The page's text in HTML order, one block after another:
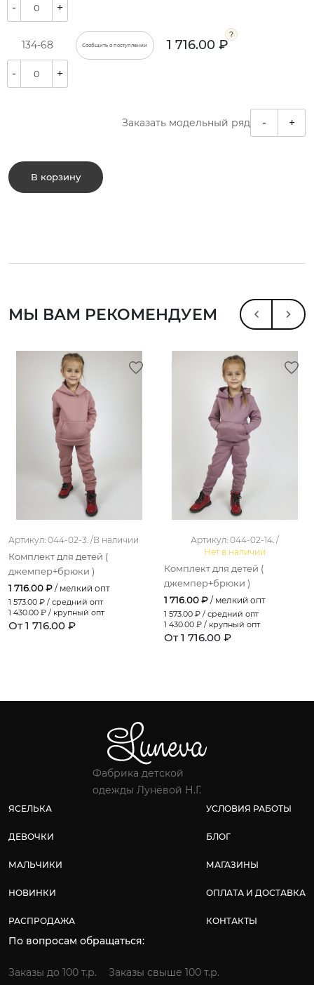
- +
134-68 Сообщить о поступлении 1 716.00 ₽
- +
Заказать модельный ряд - +
В корзину
МЫ ВАМ РЕКОМЕНДУЕМ
Артикул: 044-02-3. /В наличии
Комплект для детей (
джемпер+брюки )
1 716.00 ₽ / мелкий опт
1 573.00 ₽ / средний опт
1 430.00 ₽ / крупный опт
От 1 716.00 ₽
Артикул: 044-02-14. /
Нет в наличии
Комплект для детей (
джемпер+брюки )
1 716.00 ₽ / мелкий опт
1 573.00 ₽ / средний опт
1 430.00 ₽ / крупный опт
От 1 716.00 ₽
Фабрика детской
одежды Лунёвой Н.Г.
ЯСЕЛЬКА
ДЕВОЧКИ
МАЛЬЧИКИ
НОВИНКИ
РАСПРОДАЖА
УСЛОВИЯ РАБОТЫ
БЛОГ
МАГАЗИНЫ
ОПЛАТА И ДОСТАВКА
КОНТАКТЫ
По вопросам обращаться:
Заказы до 100 т.р. Заказы свыше 100 т.р.